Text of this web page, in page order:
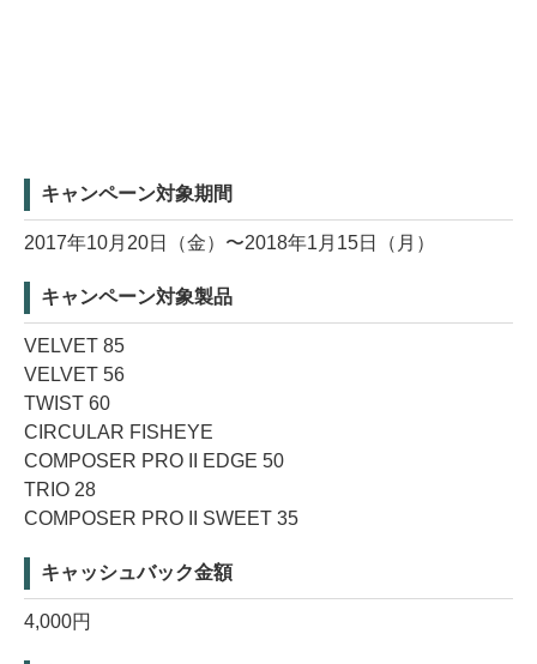
キャンペーン対象期間
2017年10月20日（金）〜2018年1月15日（月）
キャンペーン対象製品
VELVET 85
VELVET 56
TWIST 60
CIRCULAR FISHEYE
COMPOSER PRO II EDGE 50
TRIO 28
COMPOSER PRO II SWEET 35
キャッシュバック金額
4,000円